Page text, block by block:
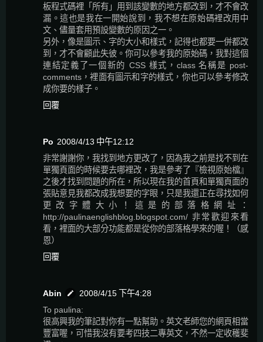
板程式碼裡「所有」用到該變數的地方都改到，才不會改
漏。這也是我在一開始說到，我不想在原始碼裡改用中
文、儘量套用預設變數的原因之一。
另外，像是圖示、字的大小和樣式，記得也都要一併都改
到，才不會顧此失彼。你可以參考我的原始碼，我對這個
連結定義了一個新的 CSS 樣式，class 名稱是 post-
comments，裡面有圖示和字的樣式，你也可以參考修改
成你要的樣子。
回覆
Po 2008/4/13 中午12:12
非常謝謝你，我找到地方更改了，因為我之前是找不到在
單獨頁面的時候要去哪裡改，我是參考了『檢視原始檔』
之後才找到問題的所在，所以現在我的首頁和單獨頁面的
張貼意見我都改成我想要的字眼，只是我還正在尋找如何
更改字體大小！這是的部落格網址：
http://paulinaenglishblog.blogspot.com/ 非常歡迎來看
看，裡面的大部分功能都是從你的部落格學來的喔！（感
恩）
回覆
Abin
2008/4/15 下午4:28
To paulina:
很高興我的筆記對你有一點幫助。英文老師您的網頁相當
豐富喔，可惜我沒有要考四技二專英文，不然一定收穫斐